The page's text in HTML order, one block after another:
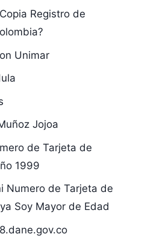
Registro de
Unimar
Jojoa
de Tarjeta de
1999
Numero de Tarjeta de
Soy Mayor de Edad